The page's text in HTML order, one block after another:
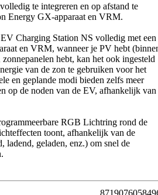
te integreren en op afstand te
Energy GX-apparaat en VRM.
Charging Station NS volledig met een
en VRM, wanneer je PV hebt
hebt, kan het ook ingesteld
van de zon te gebruiken voor het
en geplande modi bieden zelfs meer
op de noden van de EV, afhankelijk van
RGB Lichtring rond de
toont, afhankelijk van de
ladend, geladen, enz.) om snel de